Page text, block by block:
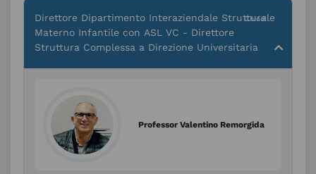
Direttore Dipartimento Interaziendale Strutturale
Materno Infantile con ASL VC - Direttore
Struttura Complessa a Direzione Universitaria
Professor Valentino Remorgida